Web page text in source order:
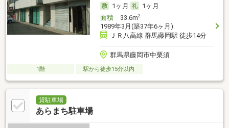
1ヶ月
1ヶ月
面積33.6m2
1989年3月(築37年6ヶ月)
ＪＲ八高線 群馬藤岡駅 徒歩14分
群馬県藤岡市中栗須
1階 駅から徒歩15分以内
貸駐車場
あらまち駐車場